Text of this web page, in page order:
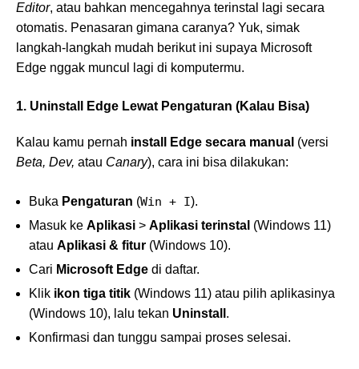
Editor, atau bahkan mencegahnya terinstal lagi secara
otomatis. Penasaran gimana caranya? Yuk, simak
langkah-langkah mudah berikut ini supaya Microsoft
Edge nggak muncul lagi di komputermu.
1. Uninstall Edge Lewat Pengaturan (Kalau Bisa)
Kalau kamu pernah install Edge secara manual (versi
Beta, Dev, atau Canary), cara ini bisa dilakukan:
Buka Pengaturan (Win + I).
Masuk ke Aplikasi > Aplikasi terinstal (Windows 11)
atau Aplikasi & fitur (Windows 10).
Cari Microsoft Edge di daftar.
Klik ikon tiga titik (Windows 11) atau pilih aplikasinya
(Windows 10), lalu tekan Uninstall .
Konfirmasi dan tunggu sampai proses selesai.